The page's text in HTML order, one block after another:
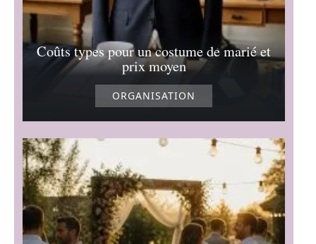
Coûts types pour un costume de marié et
prix moyen
ORGANISATION